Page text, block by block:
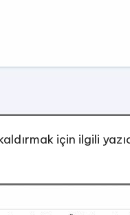
için ilgili